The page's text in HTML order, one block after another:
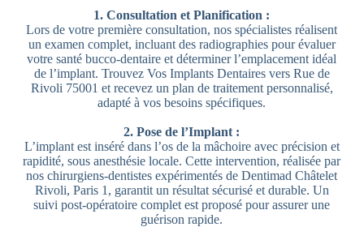
1. Consultation et Planification :
Lors de votre première consultation, nos spécialistes réalisent
un examen complet, incluant des radiographies pour évaluer
votre santé bucco-dentaire et déterminer l’emplacement idéal
de l’implant. Trouvez Vos Implants Dentaires vers Rue de
Rivoli 75001 et recevez un plan de traitement personnalisé,
adapté à vos besoins spécifiques.
2. Pose de l’Implant :
L’implant est inséré dans l’os de la mâchoire avec précision et
rapidité, sous anesthésie locale. Cette intervention, réalisée par
nos chirurgiens-dentistes expérimentés de Dentimad Châtelet
Rivoli, Paris 1, garantit un résultat sécurisé et durable. Un
suivi post-opératoire complet est proposé pour assurer une
guérison rapide.